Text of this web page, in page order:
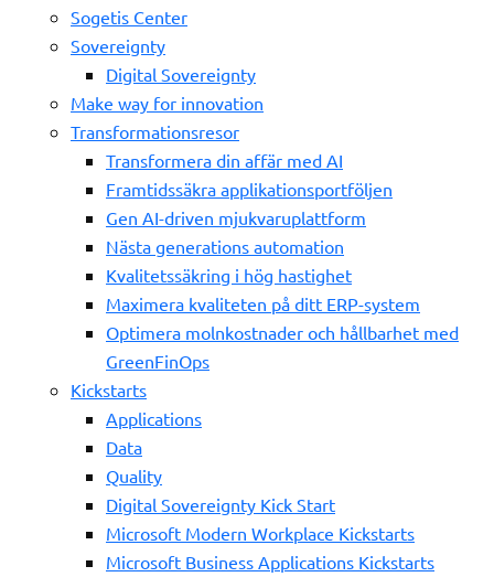
Sogetis Center
Sovereignty
Digital Sovereignty
Make way for innovation
Transformationsresor
Transformera din affär med AI
Framtidssäkra applikationsportföljen
Gen AI-driven mjukvaruplattform
Nästa generations automation
Kvalitetssäkring i hög hastighet
Maximera kvaliteten på ditt ERP-system
Optimera molnkostnader och hållbarhet med
GreenFinOps
Kickstarts
Applications
Data
Quality
Digital Sovereignty Kick Start
Microsoft Modern Workplace Kickstarts
Microsoft Business Applications Kickstarts